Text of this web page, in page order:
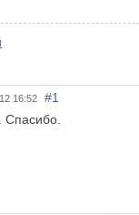
16:52
#1
Спасибо.